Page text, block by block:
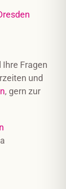
Fragen
und
, gern zur